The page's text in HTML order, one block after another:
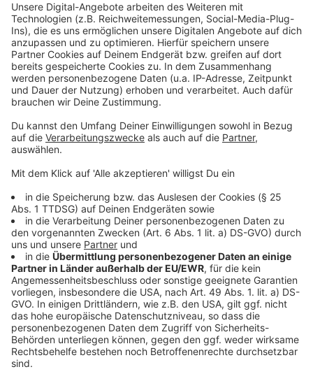
Wir benötigen Ihre
Zustimmung, um den YouTube
Video-Service zu laden!
Drittanbieters, um Videoinhalte
Daten zu Ihren Aktivitäten
sammeln. Bitte lesen Sie die
Details durch und stimmen Sie der
Nutzung des Service zu, um dieses
Video anzusehen.
Mehr Informationen
Akzeptieren
powered byUsercentrics Consent
Management Platform
Sportübungen für Kinder im Grundschulalter -
präsentiert vom Basketballverein ALBA Berlin
Anzeige